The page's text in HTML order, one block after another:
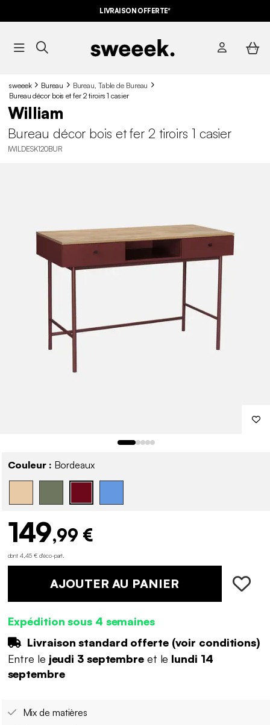
LIVRAISON OFFERTE*
sweeek Bureau
Bureau, Table de Bureau
Bureau décor bois et fer 2 tiroirs 1 casier
William
Bureau décor bois et fer 2 tiroirs 1 casier
IWILDESK120BUR
Couleur : Bordeaux
149,99 €
dont 4,45 € d'éco-part
AJOUTER AU PANIER
Expédition sous 4 semaines
Livraison standard offerte (voir conditions)
Entre le jeudi 3 septembreet le lundi 14
septembre
Mix de matières